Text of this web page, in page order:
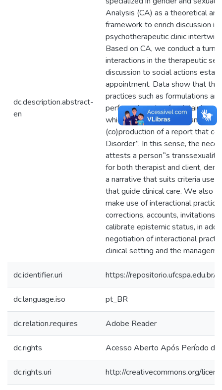
dc.description.abstract-
en
Analysis (CA) as a theoretical
framework to enrich discussion
psychotherapeutic clinic
Based on CA, we conduct a
interactions in the therapeutic
discussion to social actions
appointment. Data show that the
practices such as formulations
perform the role of maintaining
which constitutes, in the
(co)production of a report that
Disorder”. In this sense, the
attests a person‟s
for both therapist and client,
a narrative that suits criteria
that guide clinical care. We also
make use of interactional
corrections, accounts,
calibrate epistemic status, in
negotiation of interactional
clinical setting and the
dc.identifier.uri https://
dc.language.iso pt_BR
dc.relation.requires Adobe Reader
dc.rights Acesso Aberto Após Período de
dc.rights.uri http://creativecommons.org/